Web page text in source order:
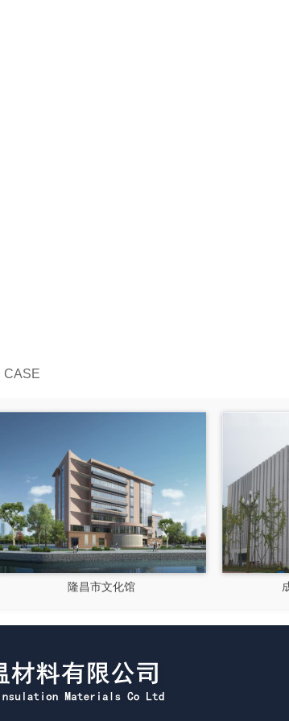
CASE
成都郫县影视